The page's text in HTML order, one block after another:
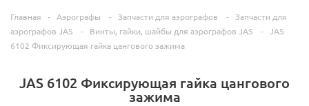
Главная - Аэрографы - Запчасти для аэрографов -
Запчасти для
аэрографов JAS
- Винты, гайки, шайбы для аэрографов JAS -
JAS
6102 Фиксирующая гайка цангового зажима
JAS 6102 Фиксирующая гайка цангового
зажима